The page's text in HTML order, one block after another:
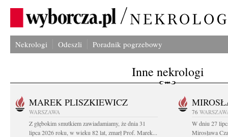
Nekrologi Odeszli Poradnik pogrzebowy
Inne nekrologi
MAREK PLISZKIEWICZ
WARSZAWA
Z głębokim smutkiem zawiadamiamy, że dnia 31
lipca 2026 roku, w wieku 82 lat, zmarł Prof. Marek...
76
W dniu 27
Mirosława